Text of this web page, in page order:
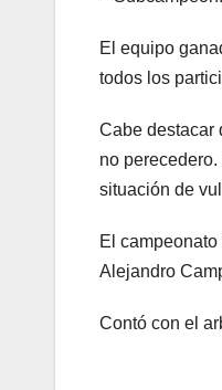
El equipo
todos los
Cabe destacar
no
situación de
El
Alejandro
Contó con el